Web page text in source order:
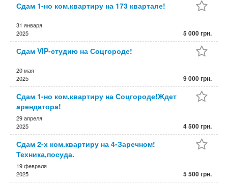
Сдам 1-но ком.квартиру на 173 квартале!
31 января
2025
5 000 грн.
Сдам VIP-студию на Соцгороде!
20 мая
2025
9 000 грн.
Сдам 1-но ком.квартиру на Соцгороде!Ждет
арендатора!
29 апреля
2025
4 500 грн.
Сдам 2-х ком.квартиру на 4-Заречном!
Техника,посуда.
19 февраля
2025
5 500 грн.